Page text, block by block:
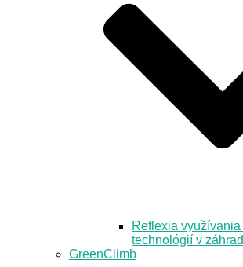
Reflexia využívania
technológií v
GreenClimb